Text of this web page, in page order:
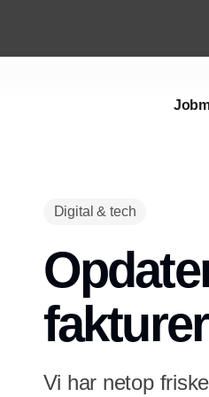
Digital & tech
Vi har netop